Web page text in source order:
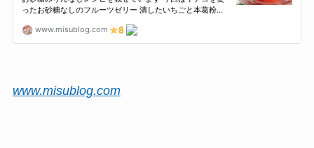
www.misublog.com